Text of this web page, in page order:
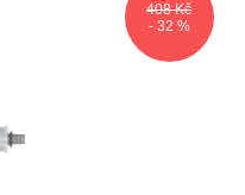
408 Kč
- 32 %